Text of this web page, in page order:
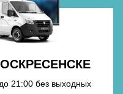
21:00 без выходных